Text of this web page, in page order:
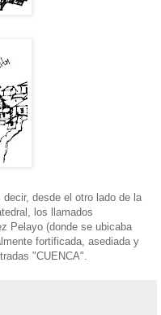
desde el otro lado de la
los llamados
Pelayo (donde se ubicaba
fortificada, asediada y
"CUENCA".